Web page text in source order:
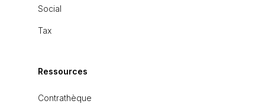
Social
Tax
Ressources
Contrathèque